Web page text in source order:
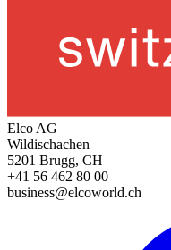
Elco AG
Wildischachen
5201 Brugg, CH
+41 56 462 80 00
business@elcoworld.ch